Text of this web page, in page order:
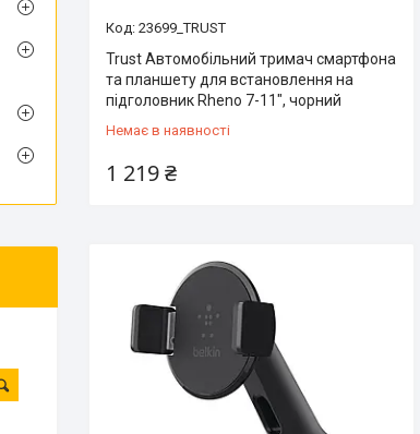
23699_TRUST
Trust Автомобільний тримач смартфона
та планшету для встановлення на
підголовник Rheno 7-11", чорний
Немає в наявності
1 219 ₴